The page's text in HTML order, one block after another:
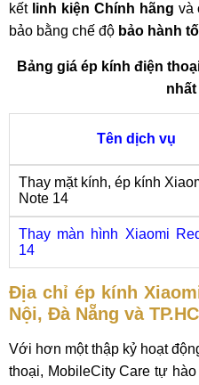
kết linh kiện Chính hãng và
bảo bằng chế độ bảo hành
Bảng giá ép kính điện
nhất
Tên dịch vụ
Thay mặt kính, ép kính
Note 14
Thay màn hình Xiaomi
14
Địa chỉ ép kính
Nội, Đà Nẵng và
Với hơn một thập kỷ hoạt
thoại, MobileCity Care tự